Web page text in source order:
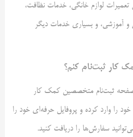
لوازم خانگی، خدمات نظافت،
و آموزشی، و بسیاری خدمات دیگر
کار ثبت‌نام کنم؟
صفحه ثبت‌نام متخصصین کمک‌ کار
خود را وارد کرده و پروفایل حرفه‌ای خود را
سفارش‌ها را دریافت کنید.